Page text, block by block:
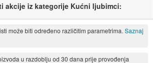
akcije iz kategorije Kućni ljubimci:
može biti određeno različitim parametrima. Saznaj
u razdoblju od 30 dana prije provođenja